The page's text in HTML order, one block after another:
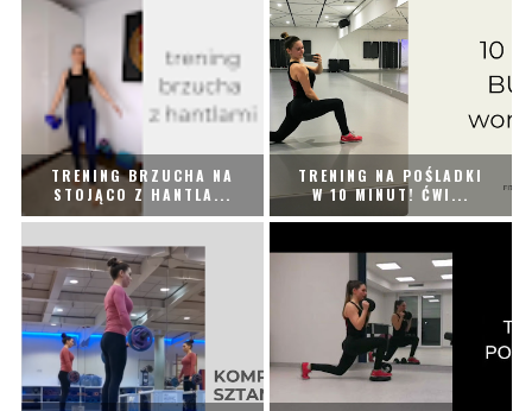
TRENING BRZUCHA NA
STOJĄCO Z HANTLA...
TRENING NA POŚLADKI
W 10 MINUT! ĆWI...